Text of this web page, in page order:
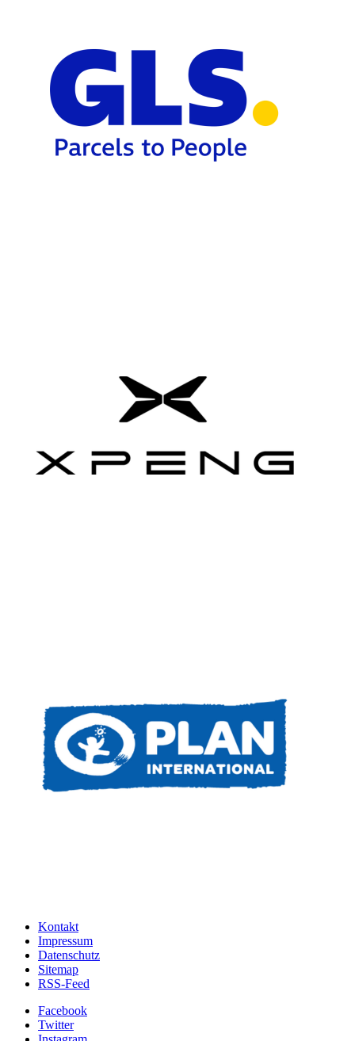
Kontakt
Impressum
Datenschutz
Sitemap
RSS-Feed
Facebook
Twitter